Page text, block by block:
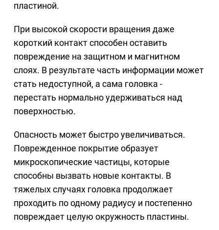
пластиной.
При высокой скорости вращения даже
короткий контакт способен оставить
повреждение на защитном и магнитном
слоях. В результате часть информации может
стать недоступной, а сама головка -
перестать нормально удерживаться над
поверхностью.
Опасность может быстро увеличиваться.
Поврежденное покрытие образует
микроскопические частицы, которые
способны вызвать новые контакты. В
тяжелых случаях головка продолжает
проходить по одному радиусу и постепенно
повреждает целую окружность пластины.